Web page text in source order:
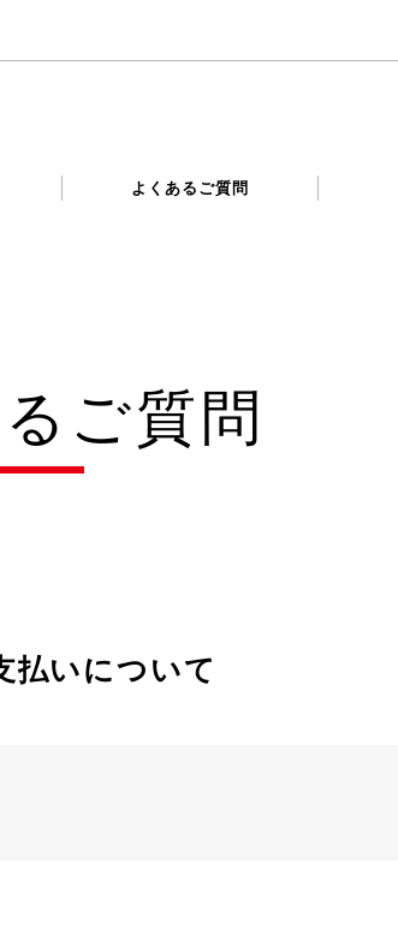
よくあるご質問
ご質問
払いについて